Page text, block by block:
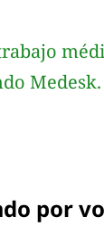
Medesk.
por